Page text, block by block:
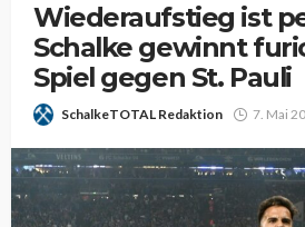
Wiederaufstieg ist
Schalke gewinnt
Spiel gegen St. Pauli
SchalkeTOTAL Redaktion 7. Mai